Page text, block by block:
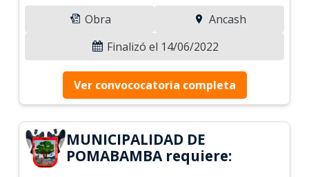
Obra
Ancash
Finalizó el 14/06/2022
Ver convococatoria completa
MUNICIPALIDAD DE
POMABAMBA requiere: